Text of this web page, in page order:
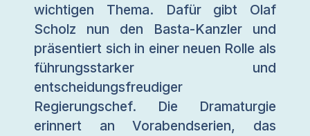
wichtigen Thema. Dafür gibt Olaf
Scholz nun den Basta-Kanzler und
präsentiert sich in einer neuen Rolle als
führungsstarker und
entscheidungsfreudiger
Regierungschef. Die Dramaturgie
erinnert an Vorabendserien, das